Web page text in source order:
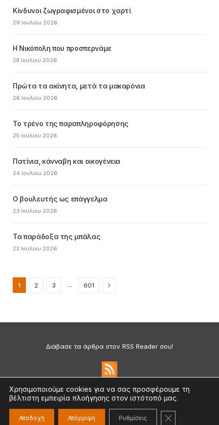
Κίνδυνοι ζωγραφισμένοι στο χαρτί
29 Ιουλίου 2026
Η Νικόπολη που προσπερνάμε
28 Ιουλίου 2026
Πρώτα τα ακίνητα, μετά τα μακαρόνια
26 Ιουλίου 2026
Το τρένο της παραπληροφόρησης
25 Ιουλίου 2026
Πατίνια, κάνναβη και οικογένεια
24 Ιουλίου 2026
Ο βουλευτής ως επάγγελμα
23 Ιουλίου 2026
Τα παράδοξα της μπάλας
22 Ιουλίου 2026
1 2 3 … 601 Next
Διάβασε τα άρθρα στον RSS Reader σου!
Πολιτική Απορρήτου & Cookies
©2026 medium.gr | Designed & Supported bynat.ad
Χρησιμοποιούμε cookies για να σας προσφέρουμε τη
βέλτιστη εμπειρία πλοήγησης στον ιστότοπό μας.
Αποδοχή Απόρριψη Ρυθμίσεις ΚΛΕΊΣΙΜΟ ΤΟΥ